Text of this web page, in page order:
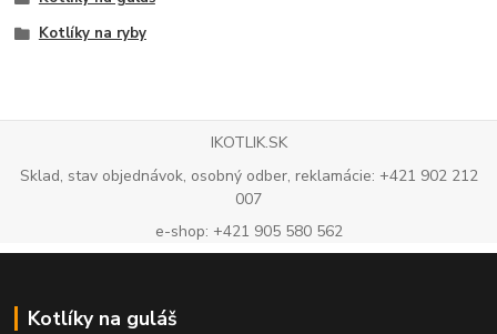
Kotlíky na ryby
IKOTLIK.SK
Sklad, stav objednávok, osobný odber, reklamácie: +421 902 212
007
e-shop: +421 905 580 562
Kotlíky na guláš